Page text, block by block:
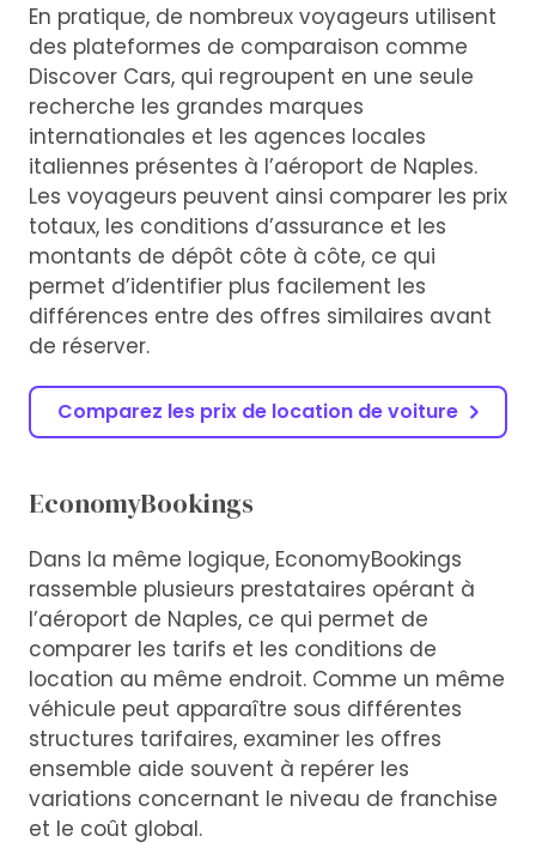
En pratique, de nombreux voyageurs utilisent
des plateformes de comparaison comme
Discover Cars, qui regroupent en une seule
recherche les grandes marques
internationales et les agences locales
italiennes présentes à l’aéroport de Naples.
Les voyageurs peuvent ainsi comparer les prix
totaux, les conditions d’assurance et les
montants de dépôt côte à côte, ce qui
permet d’identifier plus facilement les
différences entre des offres similaires avant
de réserver.
Comparez les prix de location de voiture
EconomyBookings
Dans la même logique, EconomyBookings
rassemble plusieurs prestataires opérant à
l’aéroport de Naples, ce qui permet de
comparer les tarifs et les conditions de
location au même endroit. Comme un même
véhicule peut apparaître sous différentes
structures tarifaires, examiner les offres
ensemble aide souvent à repérer les
variations concernant le niveau de franchise
et le coût global.